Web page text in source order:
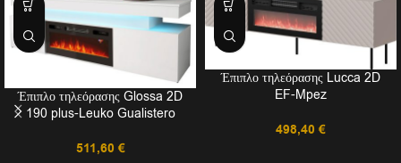
Έπιπλο τηλεόρασης Glossa 2D
190 plus-Leuko Gualistero
511,60 €
Έπιπλο τηλεόρασης Lucca 2D
EF-Mpez
498,40 €